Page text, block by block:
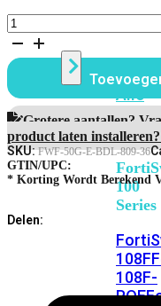
Alle
100
Series
108F
108F-
POE
FortiWiFi
50G
Bundel
36
Maanden
Enterprise
Protection
aantal
Grotere aantallen?
product laten
SKU:FWF-50G-E-BDL-809-36
GTIN/UPC:
* Korting Wordt Berekend
Delen: